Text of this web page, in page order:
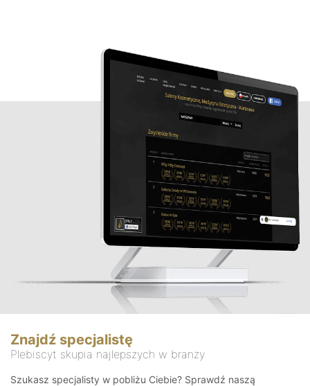
Znajdź specjalistę
Plebiscyt skupia najlepszych w branży
Szukasz specjalisty w pobliżu Ciebie? Sprawdź naszą